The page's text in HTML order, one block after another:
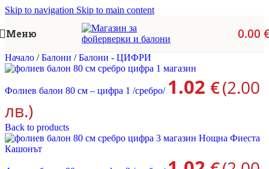
Skip to navigation Skip to main content
Меню 0.00
Начало / Балони / Балони - ЦИФРИ
Фолиев балон 80 см – цифра 1 /сребро/ 1.02 €(2.00
лв.)
Back to products